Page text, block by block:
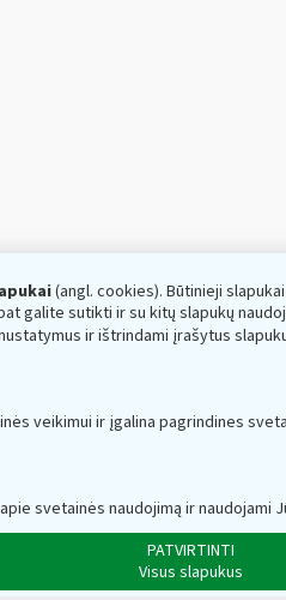
(angl. cookies). Būtinieji
galite sutikti ir su kitų slapukų
ir ištrindami įrašytus
veikimui ir įgalina pagrindines
svetainės naudojimą ir naudojami
PATVIRTINTI
Visus slapukus